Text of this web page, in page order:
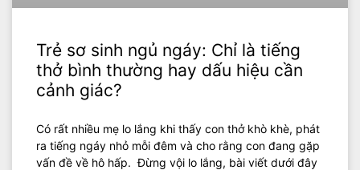
Trẻ sơ sinh ngủ ngáy: Chỉ là tiếng
thở bình thường hay dấu hiệu cần
cảnh giác?
Có rất nhiều mẹ lo lắng khi thấy con thở khò khè, phát
ra tiếng ngáy nhỏ mỗi đêm và cho rằng con đang gặp
vấn đề về hô hấp. Đừng vội lo lắng, bài viết dưới đây